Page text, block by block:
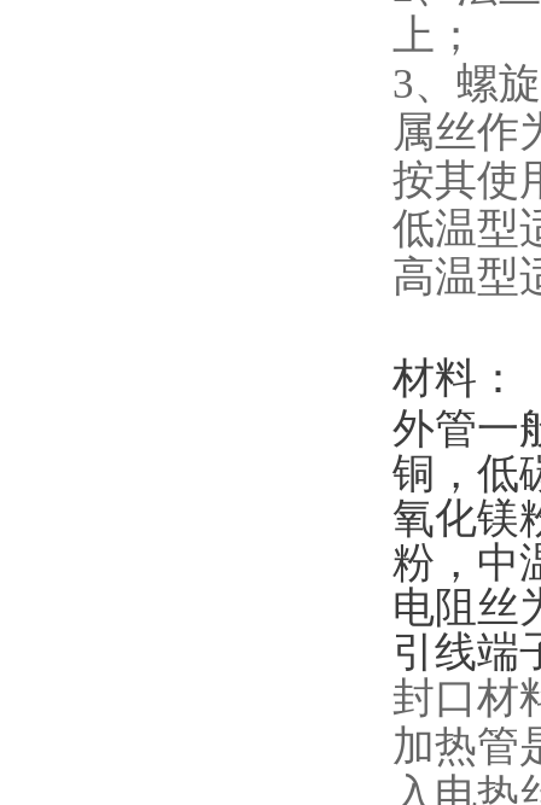
上；
3、螺
属丝作
按其使
低温型
高温型
材料：
外管一
铜，低
氧化镁
粉，中
电阻丝
引线端
封口材
加热管
入电热